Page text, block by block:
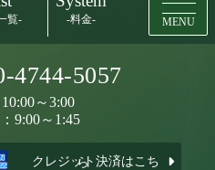
覧- -料金- MENU
4744-5057
～3:00
9:00～1:45
クレジット決済はこちら